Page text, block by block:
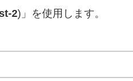
2)」を使用します。